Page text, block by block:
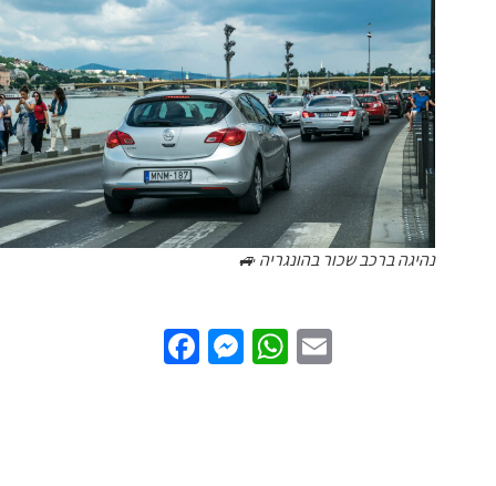
נהיגה ברכב שכור בהונגריה 🚙
Email
WhatsApp
Messenger
Facebook